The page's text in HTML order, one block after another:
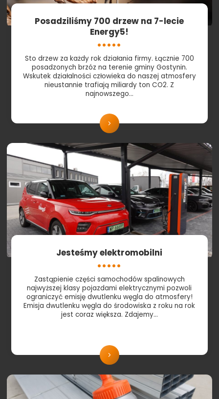
Posadziliśmy 700 drzew na 7-lecie
Energy5!
Sto drzew za każdy rok działania firmy. Łącznie 700
posadzonych brzóz na terenie gminy Gostynin.
Wskutek działalności człowieka do naszej atmosfery
nieustannie trafiają miliardy ton CO2. Z
najnowszego…
Jesteśmy elektromobilni
Zastąpienie części samochodów spalinowych
najwyższej klasy pojazdami elektrycznymi pozwoli
ograniczyć emisję dwutlenku węgla do atmosfery!
Emisja dwutlenku węgla do środowiska z roku na rok
jest coraz większa. Zdajemy…